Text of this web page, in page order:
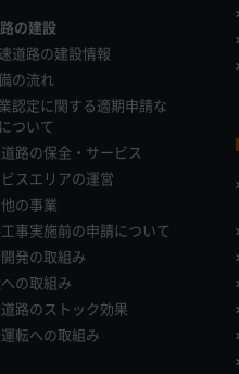
の建設
道路の建設情報
の流れ
認定に関する適期申請な
ついて
路の保全・サービス
スエリアの運営
の事業
事実施前の申請について
発の取組み
の取組み
路のストック効果
転への取組み